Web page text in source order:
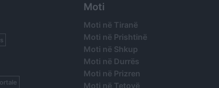
Moti
Moti në Tiranë
Moti në Prishtinë
Moti në Shkup
Moti në Durrës
Moti në Prizren
Moti në Tetovë